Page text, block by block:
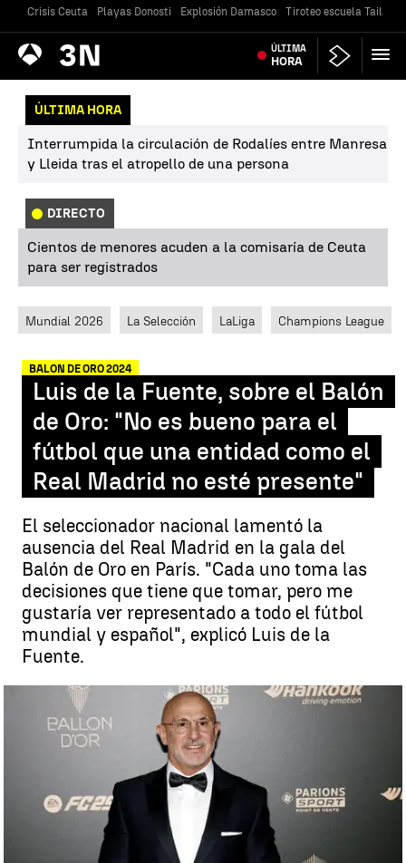
Crisis Ceuta Playas Donosti Explosión Damasco Tiroteo escuela
Antena
3 Noticias ÚLTIMA
HORA
ÚLTIMA HORA
Interrumpida la circulación de Rodalíes entre Manresa
y Lleida tras el atropello de una persona
DIRECTO
Cientos de menores acuden a la comisaría de Ceuta
para ser registrados
Mundial 2026 La Selección LaLiga Champions League
BALON DE ORO 2024
Luis de la Fuente, sobre el Balón
de Oro: "No es bueno para el
fútbol que una entidad como el
Real Madrid no esté presente"
El seleccionador nacional lamentó la
ausencia del Real Madrid en la gala del
Balón de Oro en París. "Cada uno toma las
decisiones que tiene que tomar, pero me
gustaría ver representado a todo el fútbol
mundial y español", explicó Luis de la
Fuente.